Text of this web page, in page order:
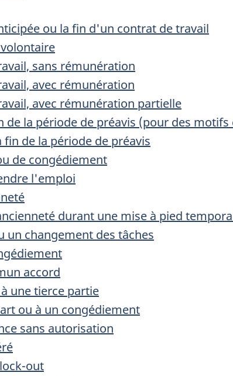
ou la fin d'un contrat de travail
sans rémunération
avec rémunération
avec rémunération partielle
de la période de préavis (pour des
de la période de préavis
de congédiement
l'emploi
durant une mise à pied
un changement des tâches
accord
une tierce partie
ou à un congédiement
sans autorisation
out